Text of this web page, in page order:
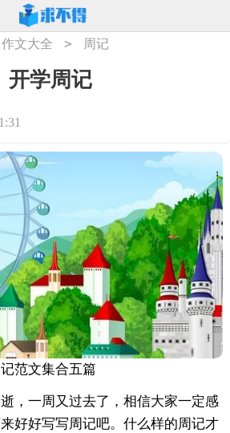
作文大全 > 周记
开学周记
范文集合五篇
，一周又过去了，相信大家一定感
好好写写周记吧。什么样的周记才